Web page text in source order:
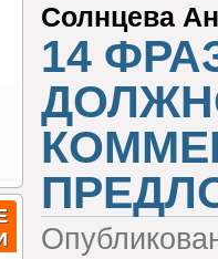
Солнцева
14